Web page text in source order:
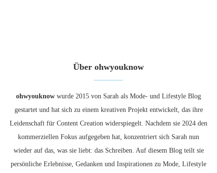
Über ohwyouknow
ohwyouknow wurde 2015 von Sarah als Mode- und Lifestyle Blog
gestartet und hat sich zu einem kreativen Projekt entwickelt, das ihre
Leidenschaft für Content Creation widerspiegelt. Nachdem sie 2024 den
kommerziellen Fokus aufgegeben hat, konzentriert sich Sarah nun
wieder auf das, was sie liebt: das Schreiben. Auf diesem Blog teilt sie
persönliche Erlebnisse, Gedanken und Inspirationen zu Mode, Lifestyle